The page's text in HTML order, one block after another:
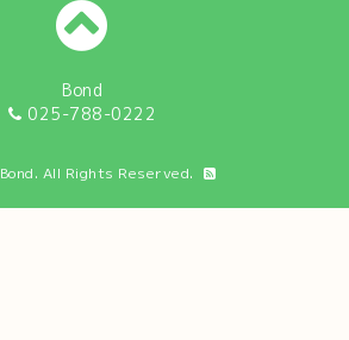
Bond
025-788-0222
Bond. All Rights Reserved.